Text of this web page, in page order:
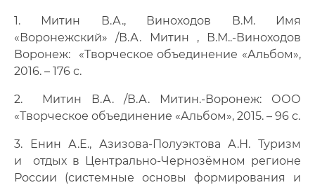
1. Митин В.А., Виноходов В.М. Имя
«Воронежский» /В.А. Митин , В.М..-Виноходов
Воронеж: «Творческое объединение «Альбом»,
2016. – 176 с.
2. Митин В.А. /В.А. Митин.-Воронеж: ООО
«Творческое объединение «Альбом», 2015. – 96 с.
3. Енин А.Е., Азизова-Полуэктова А.Н. Туризм
и отдых в Центрально-Чернозёмном регионе
России (системные основы формирования и